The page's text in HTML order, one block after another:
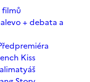
filmů
+ debata a
Kiss